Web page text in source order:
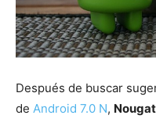
Después de buscar
de Android 7.0 N, Nougat